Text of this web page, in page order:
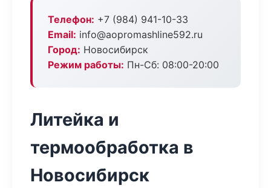
Телефон: +7 (984) 941-10-33
Email: info@aopromashline592.ru
Город: Новосибирск
Режим работы: Пн-Сб: 08:00-20:00
Литейка и
термообработка в
Новосибирск